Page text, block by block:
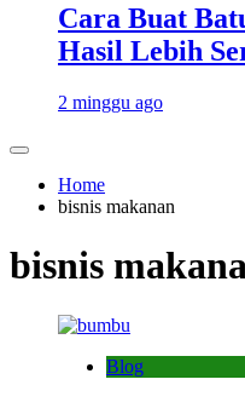
Cara Buat
Hasil Lebih
2 minggu ago
Home
bisnis makanan
bisnis
Blog